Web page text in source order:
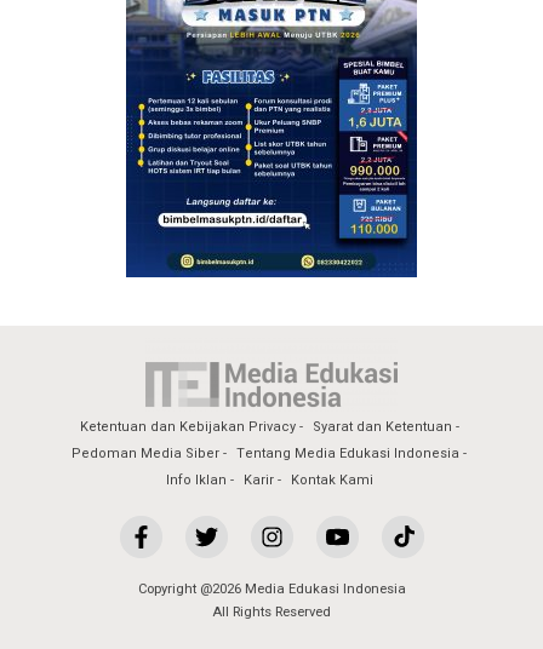
Ketentuan dan Kebijakan Privacy
Syarat dan Ketentuan
Pedoman Media Siber
Tentang Media Edukasi Indonesia
Info Iklan
Karir Kontak Kami
Copyright @2026 Media Edukasi Indonesia
All Rights Reserved